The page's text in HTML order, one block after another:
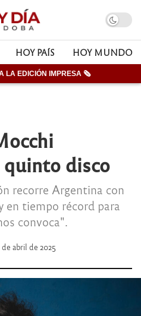
HOY PAÍS HOY MUNDO
LA EDICIÓN IMPRESA 🗞
quinto disco
recorre Argentina con
en tiempo récord para
convoca".
de abril de 2025